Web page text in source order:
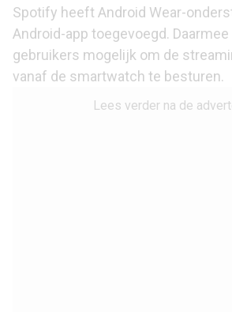
Spotify heeft Android Wear-
Android-app toegevoegd.
gebruikers mogelijk om de
vanaf de smartwatch te besturen.
Lees verder na de